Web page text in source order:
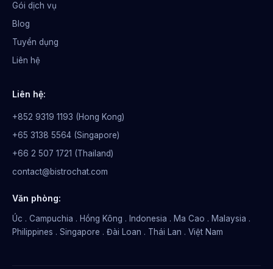
Gói dịch vụ
Blog
Tuyển dụng
Liên hệ
Liên hệ:
+852 9319 1193 (Hong Kong)
+65 3138 5564 (Singapore)
+66 2 507 1721 (Thailand)
contact@bistrochat.com
Văn phòng:
Úc . Campuchia . Hồng Kông . Indonesia . Ma Cao . Malaysia .
Philippines . Singapore . Đài Loan . Thái Lan . Việt Nam